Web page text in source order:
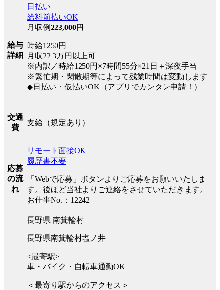
給与
詳細
日払い
給料前払いOK
月収例223,000円
時給1250円
月収22.3万円以上可
※内訳／時給1250円×7時間55分×21日＋深夜手当
※繁忙期・閑散期等によって残業時間は変動します
◆日払い・仮払いOK（アプリでカンタン申請！）
交通
費
支給（規定あり）
応募
の流
れ
リモート面接OK
履歴書不要
「Webで応募」ボタンよりご応募をお願いいたしま
す。後ほど当社よりご連絡をさせていただきます。
お仕事No.：12242
長野県 南箕輪村
長野県南箕輪村塩ノ井
<最寄駅>
車・バイク・自転車通勤OK
＜最寄り駅からのアクセス＞